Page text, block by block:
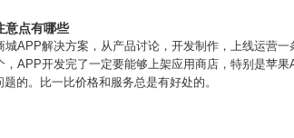
意点有哪些
APP解决方案，从产品讨论，开发制作，上线运营一
APP开发完了一定要能够上架应用商店，特别是苹
的。比一比价格和服务总是有好处的。